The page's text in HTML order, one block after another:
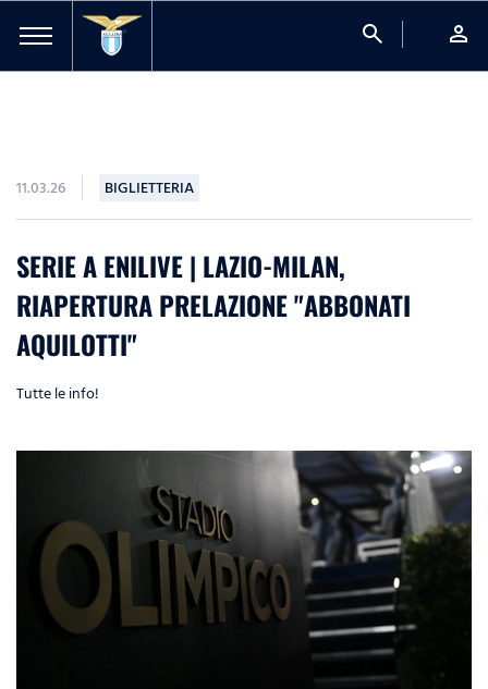
search person
11.03.26 BIGLIETTERIA
SERIE A ENILIVE | LAZIO-MILAN,
RIAPERTURA PRELAZIONE "ABBONATI
AQUILOTTI"
Tutte le info!